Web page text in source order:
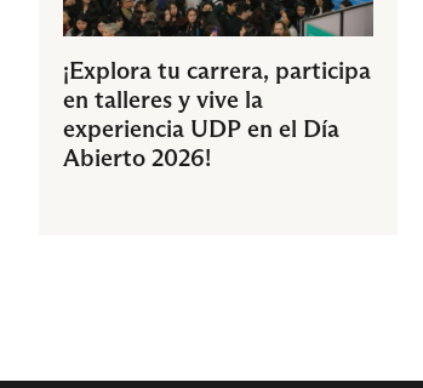
¡Explora tu carrera, participa
en talleres y vive la
experiencia UDP en el Día
Abierto 2026!